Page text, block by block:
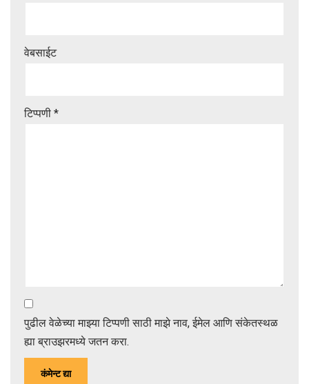
वेबसाईट
टिप्पणी *
पुढील वेळेच्या माझ्या टिप्पणी साठी माझे नाव, ईमेल आणि संकेतस्थळ
ह्या ब्राउझरमध्ये जतन करा.